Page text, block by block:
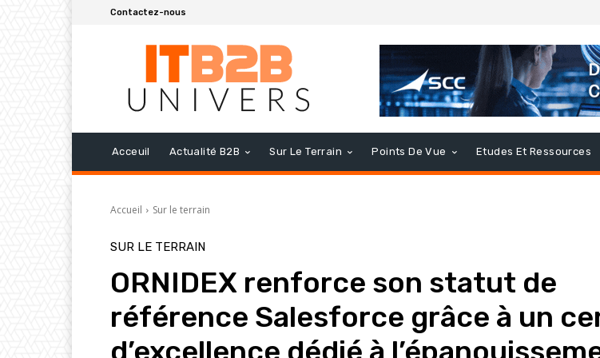
Contactez-nous
Acceuil Actualité B2B Sur Le Terrain Points De Vue Etudes Et Ressources
Accueil Sur le terrain
SUR LE TERRAIN
ORNIDEX renforce son statut de
référence Salesforce grâce à un